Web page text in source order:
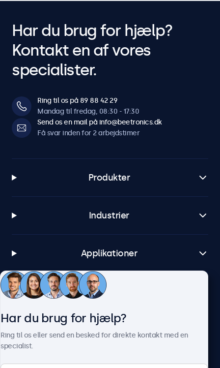
Har du brug for hjælp?
Kontakt en af vores
specialister.
Ring til os på 89 88 42 29
Mandag til fredag, 08:30 - 17:30
Send os en mail på info@beetronics.dk
Få svar inden for 2 arbejdstimer
Produkter
Industrier
Applikationer
Kundeservice
Har du brug for hjælp?
Ring til os eller send en besked for direkte kontakt med en
specialist.